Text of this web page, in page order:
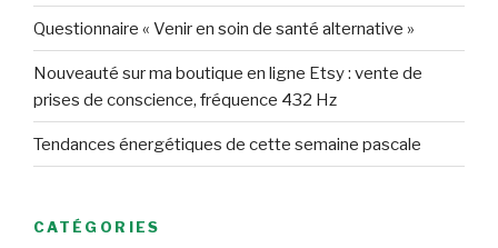
Questionnaire « Venir en soin de santé alternative »
Nouveauté sur ma boutique en ligne Etsy : vente de
prises de conscience, fréquence 432 Hz
Tendances énergétiques de cette semaine pascale
CATÉGORIES